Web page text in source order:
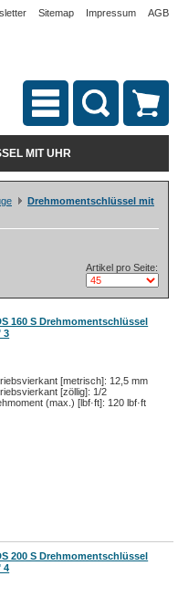
Sitemap Impressum AGB
MIT UHR
Drehmomentschlüssel mit
Artikel pro Seite:
160 S Drehmomentschlüssel
3
[metrisch]: 12,5 mm
[zöllig]: 1/2
(max.) [lbf·ft]: 120 lbf·ft
200 S Drehmomentschlüssel
4